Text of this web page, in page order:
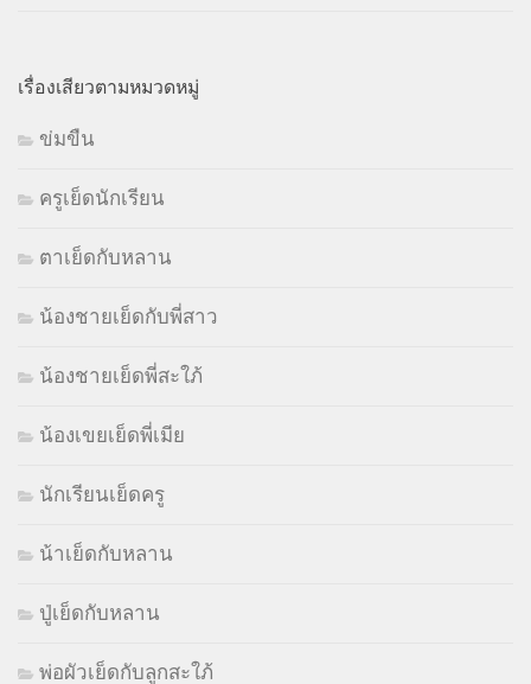
เรื่องเสียวตามหมวดหมู่
ข่มขืน
ครูเย็ดนักเรียน
ตาเย็ดกับหลาน
น้องชายเย็ดกับพี่สาว
น้องชายเย็ดพี่สะใภ้
น้องเขยเย็ดพี่เมีย
นักเรียนเย็ดครู
น้าเย็ดกับหลาน
ปู่เย็ดกับหลาน
พ่อผัวเย็ดกับลูกสะใภ้